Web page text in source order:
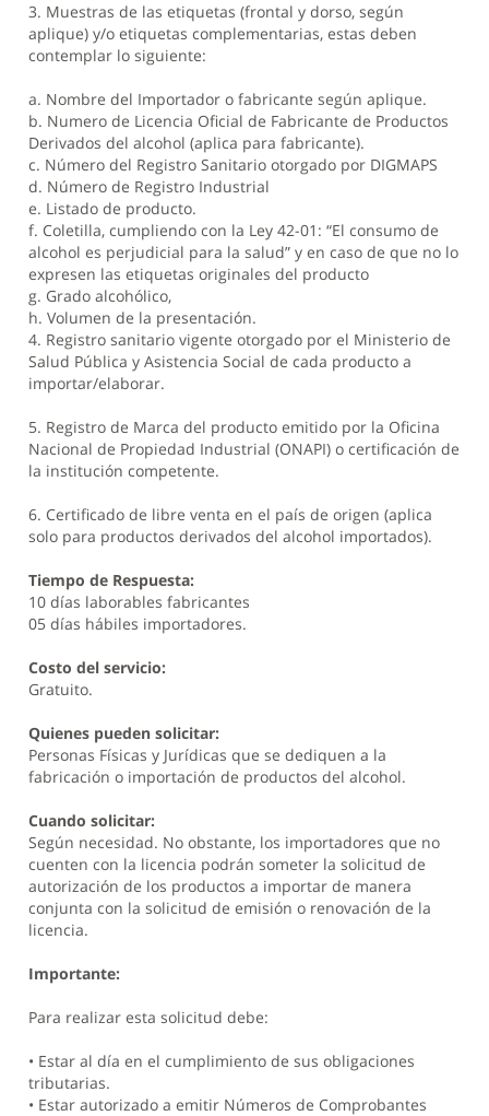
3. Muestras de las etiquetas (frontal y dorso, según
aplique) y/o etiquetas complementarias, estas deben
contemplar lo siguiente:
a. Nombre del Importador o fabricante según aplique.
b. Numero de Licencia Oficial de Fabricante de Productos
Derivados del alcohol (aplica para fabricante).
c. Número del Registro Sanitario otorgado por DIGMAPS
d. Número de Registro Industrial
e. Listado de producto.
f. Coletilla, cumpliendo con la Ley 42-01: “El consumo de
alcohol es perjudicial para la salud” y en caso de que no lo
expresen las etiquetas originales del producto
g. Grado alcohólico,
h. Volumen de la presentación.
4. Registro sanitario vigente otorgado por el Ministerio de
Salud Pública y Asistencia Social de cada producto a
importar/elaborar.
5. Registro de Marca del producto emitido por la Oficina
Nacional de Propiedad Industrial (ONAPI) o certificación de
la institución competente.
6. Certificado de libre venta en el país de origen (aplica
solo para productos derivados del alcohol importados).
Tiempo de Respuesta:
10 días laborables fabricantes
05 días hábiles importadores.
Costo del servicio:
Gratuito.
Quienes pueden solicitar:
Personas Físicas y Jurídicas que se dediquen a la
fabricación o importación de productos del alcohol.
Cuando solicitar:
Según necesidad. No obstante, los importadores que no
cuenten con la licencia podrán someter la solicitud de
autorización de los productos a importar de manera
conjunta con la solicitud de emisión o renovación de la
licencia.
Importante:
Para realizar esta solicitud debe:
• Estar al día en el cumplimiento de sus obligaciones
tributarias.
• Estar autorizado a emitir Números de Comprobantes